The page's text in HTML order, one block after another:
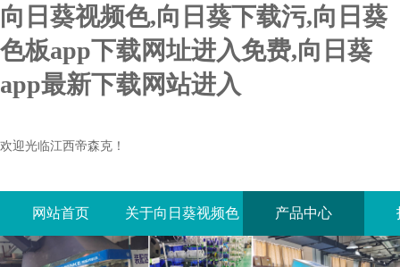
向日葵视频色,向日葵下载污,向日葵
色板app下载网址进入免费,向日葵
app最新下载网站进入
欢迎光临江西帝森克！
网站首页 关于向日葵视频色 产品中心